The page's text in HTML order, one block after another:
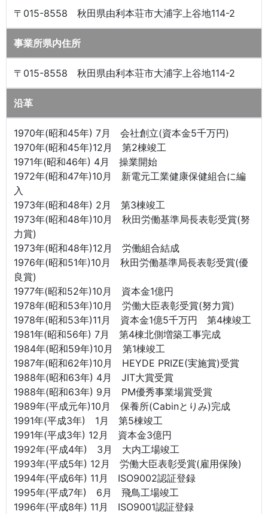
〒015-8558 秋田県由利本荘市大浦字上谷地114-2
事業所県内住所
〒015-8558 秋田県由利本荘市大浦字上谷地114-2
沿革
1970年(昭和45年) 7月 会社創立(資本金5千万円)
1970年(昭和45年)12月 第2棟竣工
1971年(昭和46年) 4月 操業開始
1972年(昭和47年)10月 新電元工業健康保健組合に編
入
1973年(昭和48年) 2月 第3棟竣工
1973年(昭和48年)10月 秋田労働基準局長表彰受賞(努
力賞)
1973年(昭和48年)12月 労働組合結成
1976年(昭和51年)10月 秋田労働基準局長表彰受賞(優
良賞)
1977年(昭和52年)10月 資本金1億円
1978年(昭和53年)10月 労働大臣表彰受賞(努力賞)
1978年(昭和53年)11月 資本金1億5千万円 第4棟竣工
1981年(昭和56年) 7月 第4棟北側増築工事完成
1984年(昭和59年)10月 第1棟竣工
1987年(昭和62年)10月 HEYDE PRIZE(実施賞)受賞
1988年(昭和63年) 4月 JIT大賞受賞
1988年(昭和63年) 9月 PM優秀事業場賞受賞
1989年(平成元年)10月 保養所(Cabinとりみ)完成
1991年(平成3年) 1月 第5棟竣工
1991年(平成3年) 12月 資本金3億円
1992年(平成4年) 3月 大内工場竣工
1993年(平成5年) 12月 労働大臣表彰受賞(雇用保険)
1994年(平成6年) 11月 ISO9002認証登録
1995年(平成7年) 6月 飛鳥工場竣工
1996年(平成8年) 11月 ISO9001認証登録